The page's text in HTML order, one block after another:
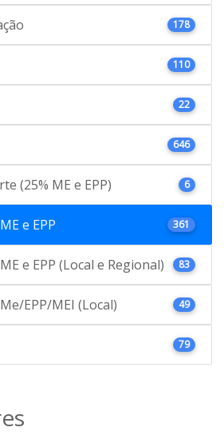
178
110
22
646
(25% ME e EPP) 6
e EPP 361
e EPP (Local e Regional) 83
EPP/MEI (Local) 49
79